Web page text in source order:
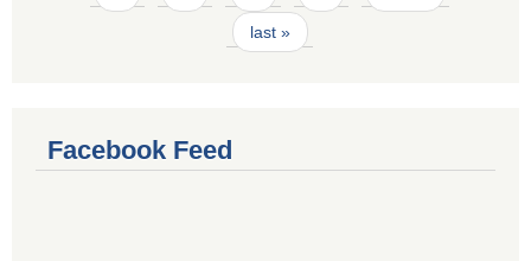
last »
Facebook Feed